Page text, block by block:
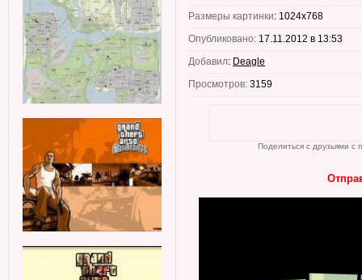
Размеры картинки: 1024x768
Опубликовано: 17.11.2012 в 13:53
Добавил: Deagle
Просмотров: 3159
Поделиться с друзьями с